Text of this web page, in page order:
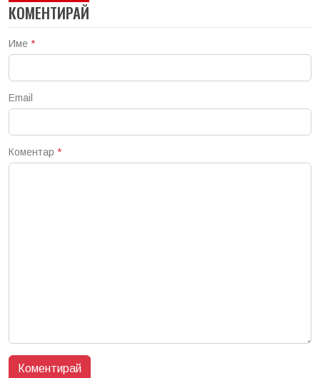
КОМЕНТИРАЙ
Име *
Email
Коментар *